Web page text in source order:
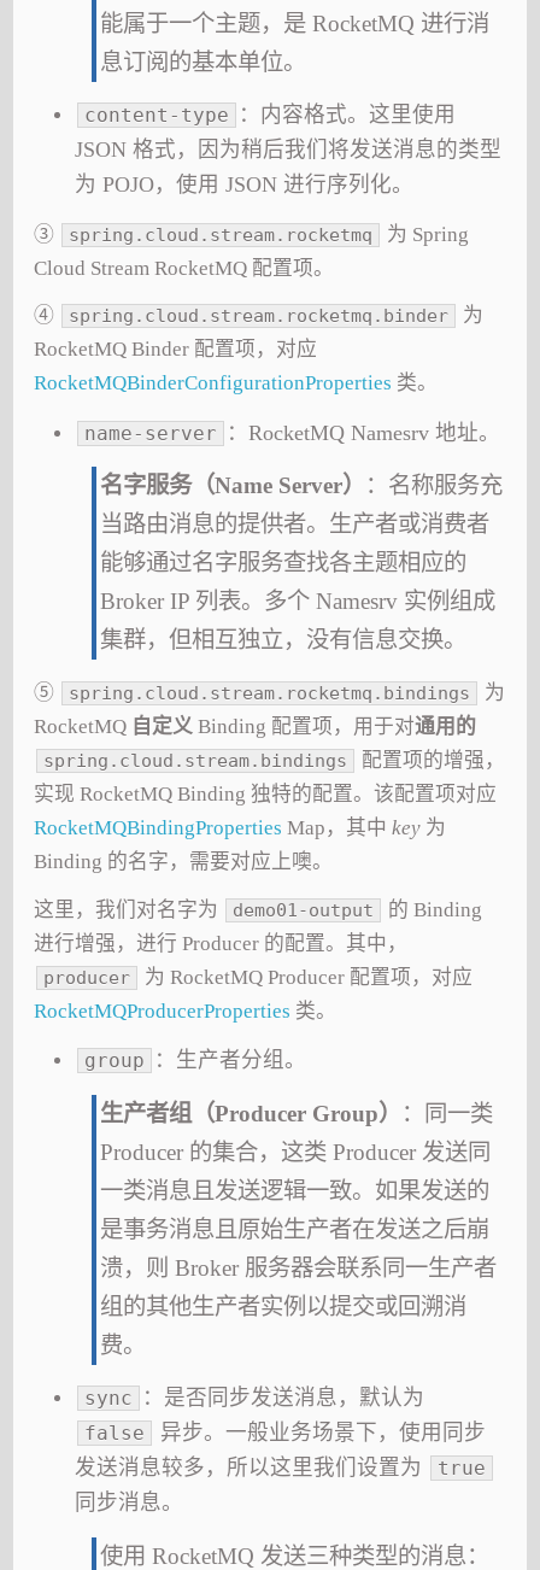
能属于一个主题，是 RocketMQ 进行消
息订阅的基本单位。
content-type
：内容格式。这里使用
JSON 格式，因为稍后我们将发送消息的类型
为 POJO，使用 JSON 进行序列化。
③ spring.cloud.stream.rocketmq
为 Spring
Cloud Stream RocketMQ 配置项。
④ spring.cloud.stream.rocketmq.binder
为
RocketMQ Binder 配置项，对应
RocketMQBinderConfigurationProperties 类。
name-server ：RocketMQ Namesrv 地址。
名字服务（Name Server）
：名称服务充
当路由消息的提供者。生产者或消费者
能够通过名字服务查找各主题相应的
Broker IP 列表。多个 Namesrv 实例组成
集群，但相互独立，没有信息交换。
⑤ spring.cloud.stream.rocketmq.bindings
为
RocketMQ 自定义 Binding 配置项，用于对通用的
spring.cloud.stream.bindings
配置项的增强，
实现 RocketMQ Binding 独特的配置。该配置项对应
RocketMQBindingProperties Map，其中key 为
Binding 的名字，需要对应上噢。
这里，我们对名字为 demo01-output
的 Binding
进行增强，进行 Producer 的配置。其中，
producer
为 RocketMQ Producer 配置项，对应
RocketMQProducerProperties 类。
group ：生产者分组。
生产者组（Producer Group）
：同一类
Producer 的集合，这类 Producer 发送同
一类消息且发送逻辑一致。如果发送的
是事务消息且原始生产者在发送之后崩
溃，则 Broker 服务器会联系同一生产者
组的其他生产者实例以提交或回溯消
费。
sync ：是否同步发送消息，默认为
false
异步。一般业务场景下，使用同步
发送消息较多，所以这里我们设置为
true
同步消息。
使用 RocketMQ 发送三种类型的消息：